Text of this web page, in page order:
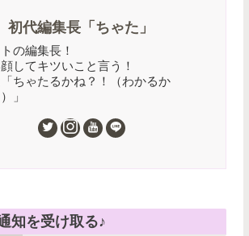
初代編集長「ちゃた」
の編集長！
してキツいこと言う！
ちゃたるかね？！（わかるか
」
知を受け取る♪